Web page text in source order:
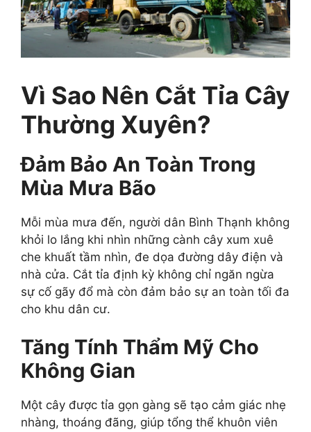
Vì Sao Nên Cắt Tỉa Cây
Thường Xuyên?
Đảm Bảo An Toàn Trong
Mùa Mưa Bão
Mỗi mùa mưa đến, người dân Bình Thạnh không
khỏi lo lắng khi nhìn những cành cây xum xuê
che khuất tầm nhìn, đe dọa đường dây điện và
nhà cửa. Cắt tỉa định kỳ không chỉ ngăn ngừa
sự cố gãy đổ mà còn đảm bảo sự an toàn tối đa
cho khu dân cư.
Tăng Tính Thẩm Mỹ Cho
Không Gian
Một cây được tỉa gọn gàng sẽ tạo cảm giác nhẹ
nhàng, thoáng đãng, giúp tổng thể khuôn viên